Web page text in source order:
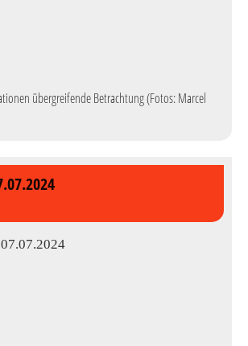
übergreifende Betrachtung (Fotos: Marcel